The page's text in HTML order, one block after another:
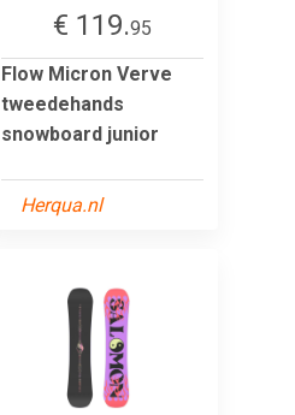
€ 119.95
Flow Micron Verve
tweedehands
snowboard junior
Herqua.nl